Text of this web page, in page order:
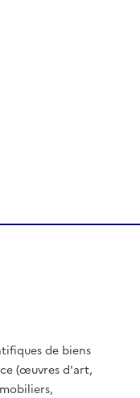
de biens
(œuvres d'art,